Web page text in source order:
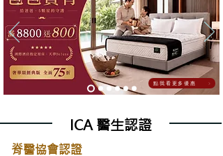
點我看更多優惠
ICA 醫生認證
脊醫協會認證